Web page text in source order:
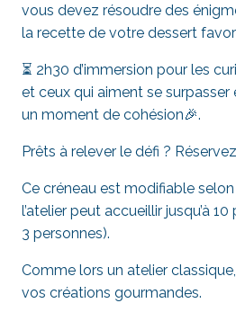
vous devez résoudre des
la recette de votre dessert
⏳ 2h30 d’immersion pour les
et ceux qui aiment se surpasser
un moment de cohésion🎉.
Prêts à relever le défi ?
Ce créneau est modifiable
l’atelier peut accueillir jusqu’à
3 personnes).
Comme lors un atelier
vos créations gourmandes.